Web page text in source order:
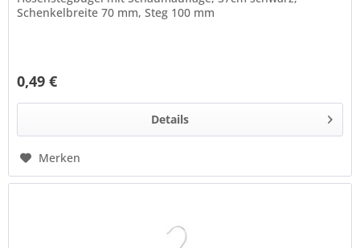
Schenkelbreite 70 mm, Steg 100 mm
0,49 €
Details
Merken